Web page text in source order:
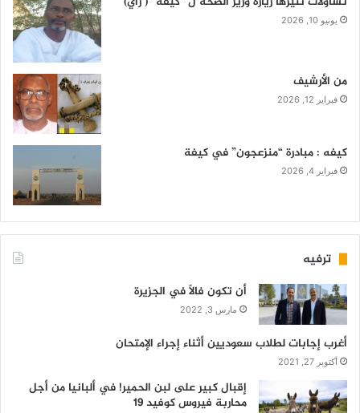
يونيو 10, 2026
من الأرشيف
فبراير 12, 2026
كيفه : مبادرة “منزعجون” في كيفة
فبراير 4, 2026
ترفيه
أن تكون فالاً في الجزيرة
مارس 3, 2022
أغرب إجابات لطلاب سعوديين أثناء إجراء الإمتحان
أكتوبر 27, 2021
إقبال كبير على لبن الحمير! في ألبانيا من أجل
محاربة فيروس كوفيد 19